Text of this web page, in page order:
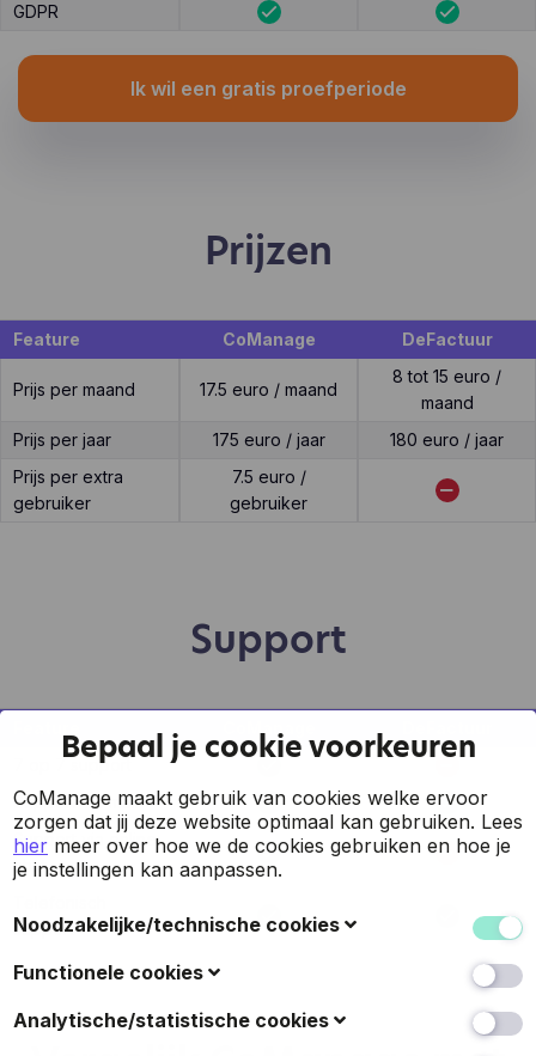
GDPR
Ik wil een gratis proefperiode
Prijzen
Feature CoManage DeFactuur
Prijs per maand 17.5 euro / maand
8 tot 15 euro /
maand
Prijs per jaar
175 euro / jaar
180 euro / jaar
Prijs per extra
gebruiker
7.5 euro /
gebruiker
Support
7 op 7 support
Support via mail
Support via online
chat
support
Bepaal je cookie voorkeuren
CoManage maakt gebruik van cookies welke ervoor
zorgen dat jij deze website optimaal kan gebruiken. Lees
hier meer over hoe we de cookies gebruiken en hoe je
je instellingen kan aanpassen.
Noodzakelijke/technische cookies
Deze cookies verzamelen gegevens om de
gebruiksvriendelijkheid van de website en de ervaring
van de bezoekers te verbeteren (zoals u herkennen
wanneer u terugkeert naar de website, uw
Functionele cookies
Ook bekend als 'voorkeurscookies': met deze cookies
kan een website keuzes onthouden die u in het
Analytische/statistische cookies